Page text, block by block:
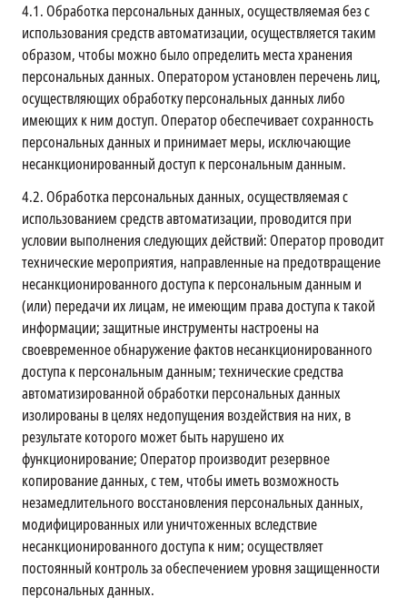
4.1.Обработка персональных данных, осуществляемая без с
использования средств автоматизации, осуществляется таким
образом, чтобы можно было определить места хранения
персональных данных. Оператором установлен перечень лиц,
осуществляющих обработку персональных данных либо
имеющих к ним доступ. Оператор обеспечивает сохранность
персональных данных и принимает меры, исключающие
несанкционированный доступ к персональным данным.
4.2.Обработка персональных данных, осуществляемая с
использованием средств автоматизации, проводится при
условии выполнения следующих действий: Оператор проводит
технические мероприятия, направленные на предотвращение
несанкционированного доступа к персональным данным и
(или) передачи их лицам, не имеющим права доступа к такой
информации; защитные инструменты настроены на
своевременное обнаружение фактов несанкционированного
доступа к персональным данным; технические средства
автоматизированной обработки персональных данных
изолированы в целях недопущения воздействия на них, в
результате которого может быть нарушено их
функционирование; Оператор производит резервное
копирование данных, с тем, чтобы иметь возможность
незамедлительного восстановления персональных данных,
модифицированных или уничтоженных вследствие
несанкционированного доступа к ним; осуществляет
постоянный контроль за обеспечением уровня защищенности
персональных данных.